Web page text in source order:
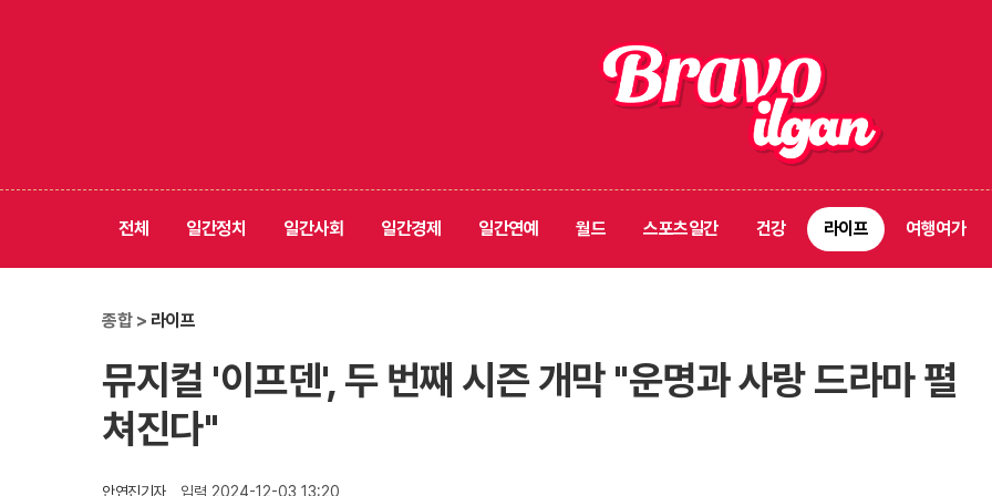
전체 일간정치 일간사회 일간경제 일간연예 월드 스포츠일간 건강 라이프 여행여가
종합 > 라이프
뮤지컬 '이프덴', 두 번째 시즌 개막 "운명과 사랑 드라마 펼
쳐진다"
안연진기자 입력 2024-12-03 13:20